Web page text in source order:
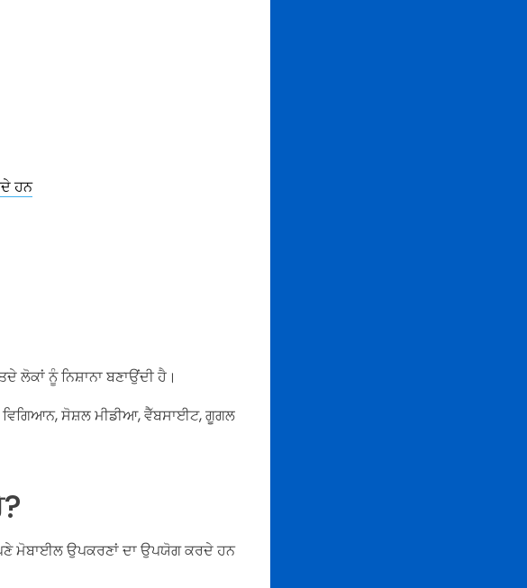
ਹਨ
ਲੋਕਾਂ ਨੂੰ ਨਿਸ਼ਾਨਾ ਬਣਾਉਂਦੀ ਹੈ।
ਸੋਸ਼ਲ ਮੀਡੀਆ, ਵੈੱਬਸਾਈਟ, ਗੂਗਲ
ਮੋਬਾਈਲ ਉਪਕਰਣਾਂ ਦਾ ਉਪਯੋਗ ਕਰਦੇ ਹਨ